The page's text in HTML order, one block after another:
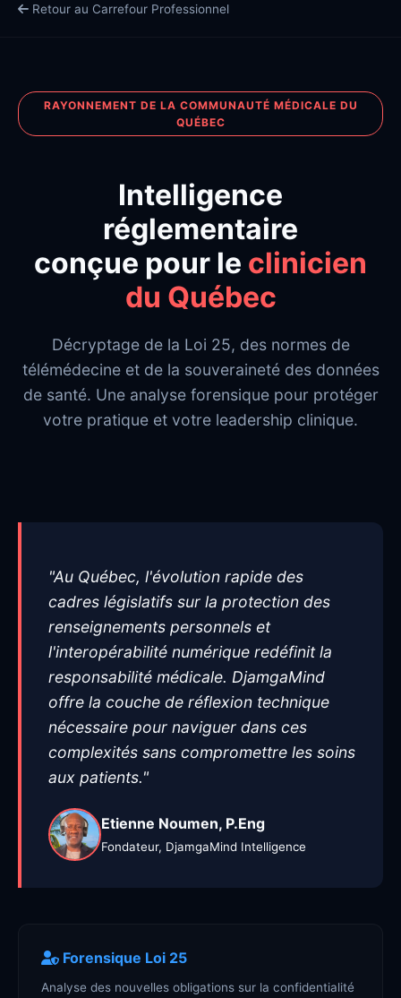
Retour au Carrefour Professionnel
RAYONNEMENT DE LA COMMUNAUTÉ MÉDICALE DU
QUÉBEC
Intelligence
réglementaire
conçue pour le clinicien
du Québec
Décryptage de la Loi 25, des normes de
télémédecine et de la souveraineté des données
de santé. Une analyse forensique pour protéger
votre pratique et votre leadership clinique.
"Au Québec, l'évolution rapide des
cadres législatifs sur la protection des
renseignements personnels et
l'interopérabilité numérique redéfinit la
responsabilité médicale. DjamgaMind
offre la couche de réflexion technique
nécessaire pour naviguer dans ces
complexités sans compromettre les soins
aux patients."
Etienne Noumen, P.Eng
Fondateur, DjamgaMind Intelligence
Forensique Loi 25
Analyse des nouvelles obligations sur la confidentialité